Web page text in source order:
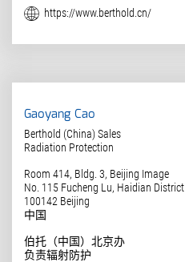
网址
https://www.berthold.cn/
Gaoyang Cao
Berthold (China) Sales
Radiation Protection
Room 414, Bldg. 3, Beijing Image
No. 115 Fucheng Lu, Haidian District
100142 Beijing
中国
伯托（中国）北京办
负责辐射防护